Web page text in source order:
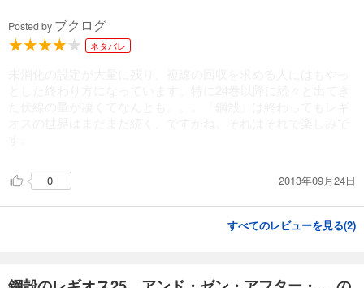
Posted by ブクログ
ネタバレ
0 2013年09月24日
すべてのレビューを見る(2)